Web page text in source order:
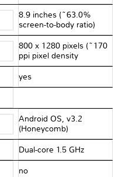
8.9 inches (~63.0%
screen-to-body ratio)
800 x 1280 pixels (~170
ppi pixel density
yes
Android OS, v3.2
(Honeycomb)
Dual-core 1.5 GHz
no